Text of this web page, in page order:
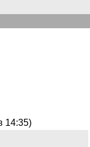
14:35)